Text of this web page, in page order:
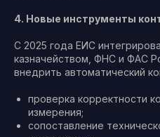
4. Новые инструменты
С 2025 года ЕИС
казначейством, ФНС и ФАС
внедрить автоматический
проверка корректности
измерения;
сопоставление